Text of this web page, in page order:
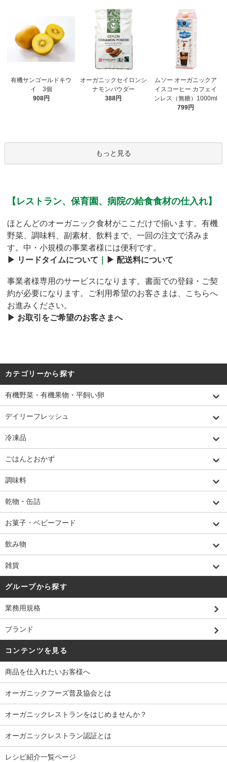
有機サンゴールドキウ
イ 3個
908円
オーガニックセイロンシ
ナモンパウダー
388円
ムソー オーガニックア
イスコーヒー カフェイ
ンレス（無糖）1000ml
799円
もっと見る
【レストラン、保育園、病院の給食食材の仕入れ】
ほとんどのオーガニック食材がここだけで揃います。有機
野菜、調味料、副素材、飲料まで、一回の注文で済みま
す。中・小規模の事業者様には便利です。
▶︎ リードタイムについて
▶︎ 配送料について
事業者様専用のサービスになります。書面での登録・ご契
約が必要になります。ご利用希望のお客さまは、こちらへ
お進みください。
▶︎ お取引をご希望のお客さまへ
カテゴリーから探す
有機野菜・有機果物・平飼い卵
デイリーフレッシュ
冷凍品
ごはんとおかず
調味料
乾物・缶詰
お菓子・ベビーフード
飲み物
雑貨
グループから探す
業務用規格
ブランド
コンテンツを見る
商品を仕入れたいお客様へ
オーガニックフーズ普及協会とは
オーガニックレストランをはじめませんか？
オーガニックレストラン認証とは
レシピ紹介一覧ページ